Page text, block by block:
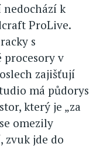
k
ProLive.
s
procesory v
zajišťují
má půdorys
který je „za
omezily
zvuk jde do